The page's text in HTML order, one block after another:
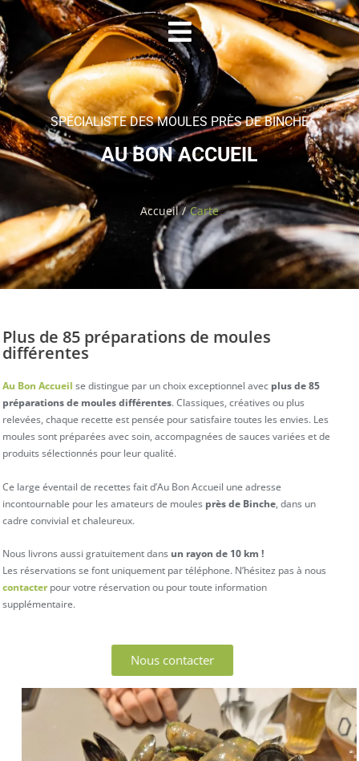
SPÉCIALISTE DES MOULES PRÈS DE BINCHE
AU BON ACCUEIL
Accueil / Carte
Plus de 85 préparations de moules
différentes
Au Bon Accueilse distingue par un choix exceptionnel avecplus de 85
préparations de moules différentes. Classiques, créatives ou plus
relevées, chaque recette est pensée pour satisfaire toutes les envies. Les
moules sont préparées avec soin, accompagnées de sauces variées et de
produits sélectionnés pour leur qualité.
Ce large éventail de recettes fait d’Au Bon Accueil une adresse
incontournable pour les amateurs de moulesprès de Binche, dans un
cadre convivial et chaleureux.
Nous livrons aussi gratuitement dansun rayon de 10 km !
Les réservations se font uniquement par téléphone. N’hésitez pas à nous
contacterpour votre réservation ou pour toute information
supplémentaire.
Nous contacter